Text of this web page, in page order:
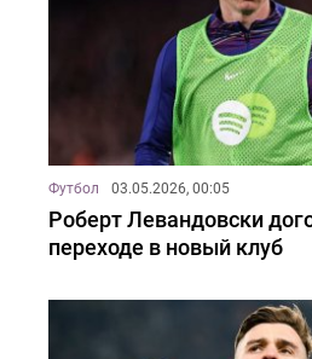
Футбол 03.05.2026, 00:05
Роберт Левандовски
переходе в новый клуб